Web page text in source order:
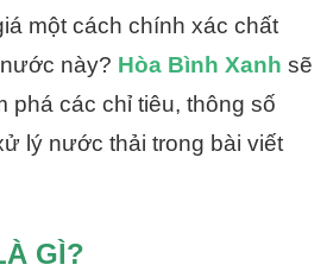
một cách chính xác chất
này? Hòa Bình Xanh sẽ
phá các chỉ tiêu, thông số
lý nước thải trong bài viết
GÌ?